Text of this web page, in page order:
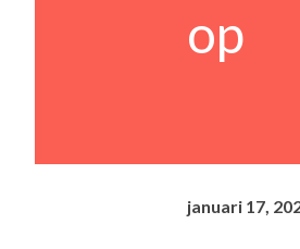
op
januari 17,